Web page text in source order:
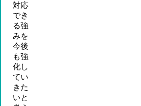
対応
でき
る強
みを
今後
も強
化し
てい
きた
いと